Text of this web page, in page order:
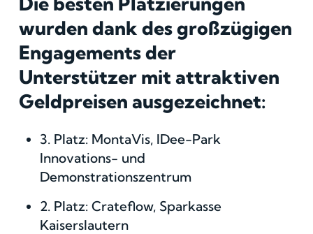
wurden dank des großzügigen
Engagements der
Unterstützer mit attraktiven
Geldpreisen ausgezeichnet:
3. Platz: MontaVis, IDee-Park
Innovations- und
Demonstrationszentrum
2. Platz: Crateflow, Sparkasse
Kaiserslautern